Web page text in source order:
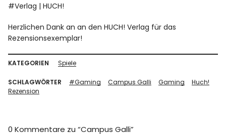
#Verlag | HUCH!
Herzlichen Dank an an den HUCH! Verlag für das
Rezensionsexemplar!
KATEGORIEN Spiele
SCHLAGWÖRTER #Gaming Campus Galli Gaming
Huch!
Rezension
0 Kommentare zu “Campus Galli”